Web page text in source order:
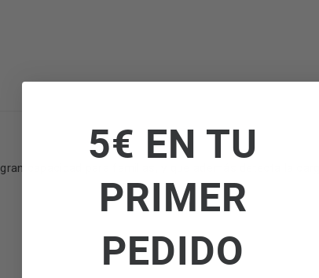
capacidad para familias, y que además detecta la
5€ EN TU
PRIMER
PEDIDO